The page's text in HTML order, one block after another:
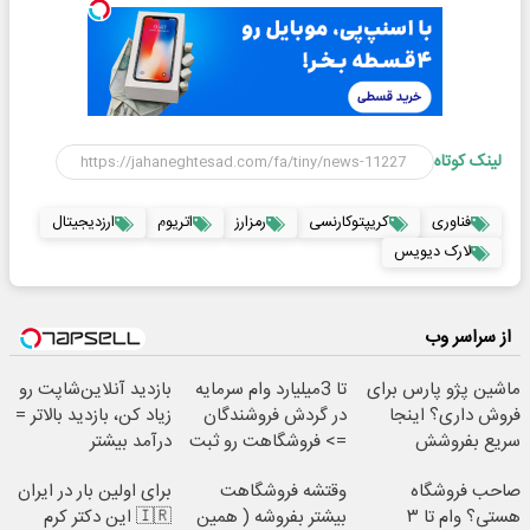
لینک کوتاه
فناوری کریپتوکارنسی رمزارز اتریوم
ارزدیجیتال
لارک دیویس
از سراسر وب
ماشین پژو پارس برای
فروش داری؟ اینجا
سریع بفروشش
تا 3میلیارد وام سرمایه
در گردش فروشندگان
=> فروشگاهت رو ثبت
بازدید آنلاین‌شاپت رو
زیاد کن، بازدید بالاتر =
درآمد بیشتر
صاحب فروشگاه
هستی؟ وام تا ۳
وقتشه فروشگاهت
بیشتر بفروشه ( همین
برای اولین بار در ایران
🇮🇷 این دکتر کرم